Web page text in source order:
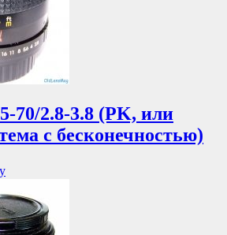
70/2.8-3.8 (PK, или
с бесконечностью)